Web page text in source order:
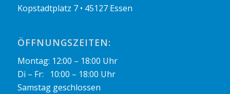
Kopstadtplatz 7 • 45127 Essen
ÖFFNUNGSZEITEN:
Montag: 12:00 – 18:00 Uhr
Di – Fr: 10:00 – 18:00 Uhr
Samstag geschlossen